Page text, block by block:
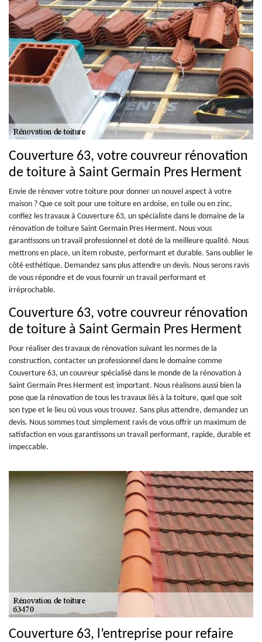
Couverture 63, votre couvreur rénovation
de toiture à Saint Germain Pres Herment
Envie de rénover votre toiture pour donner un nouvel aspect à votre
maison ? Que ce soit pour une toiture en ardoise, en tuile ou en zinc,
confiez les travaux à Couverture 63, un spécialiste dans le domaine de la
rénovation de toiture Saint Germain Pres Herment. Nous vous
garantissons un travail professionnel et doté de la meilleure qualité. Nous
mettrons en place, un item robuste, performant et durable. Sans oublier le
côté esthétique. Demandez sans plus attendre un devis. Nous serons ravis
de vous répondre et de vous fournir un travail performant et
irréprochable.
Couverture 63, votre couvreur rénovation
de toiture à Saint Germain Pres Herment
Pour réaliser des travaux de rénovation suivant les normes de la
construction, contacter un professionnel dans le domaine comme
Couverture 63, un couvreur spécialisé dans le monde de la rénovation à
Saint Germain Pres Herment est important. Nous réalisons aussi bien la
pose que la rénovation de tous les travaux liés à la toiture, quel que soit
son type et le lieu où vous vous trouvez. Sans plus attendre, demandez un
devis. Nous sommes tout simplement ravis de vous offrir un maximum de
satisfaction en vous garantissons un travail performant, rapide, durable et
impeccable.
Couverture 63, l’entreprise pour refaire